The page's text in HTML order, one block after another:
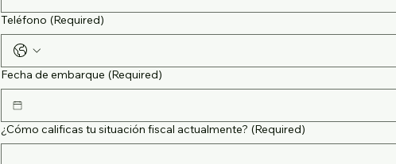
Teléfono (Required)
Fecha de embarque (Required)
¿Cómo calificas tu situación fiscal actualmente? (Required)